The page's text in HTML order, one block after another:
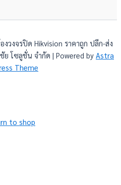
วงจรปิด Hikvision ราคาถูก ปลีก-ส่ง
ย โซลูชั่น จำกัด | Powered by Astra
Theme
to shop